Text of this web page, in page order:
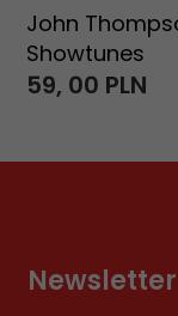
John
Showtunes
59, 00 PLN
Newsletter